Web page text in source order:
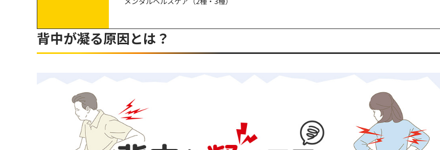
ストレートネック（スマホ首）に気をつける
自分に合った枕の高さにする
背中が凝る原因とは？